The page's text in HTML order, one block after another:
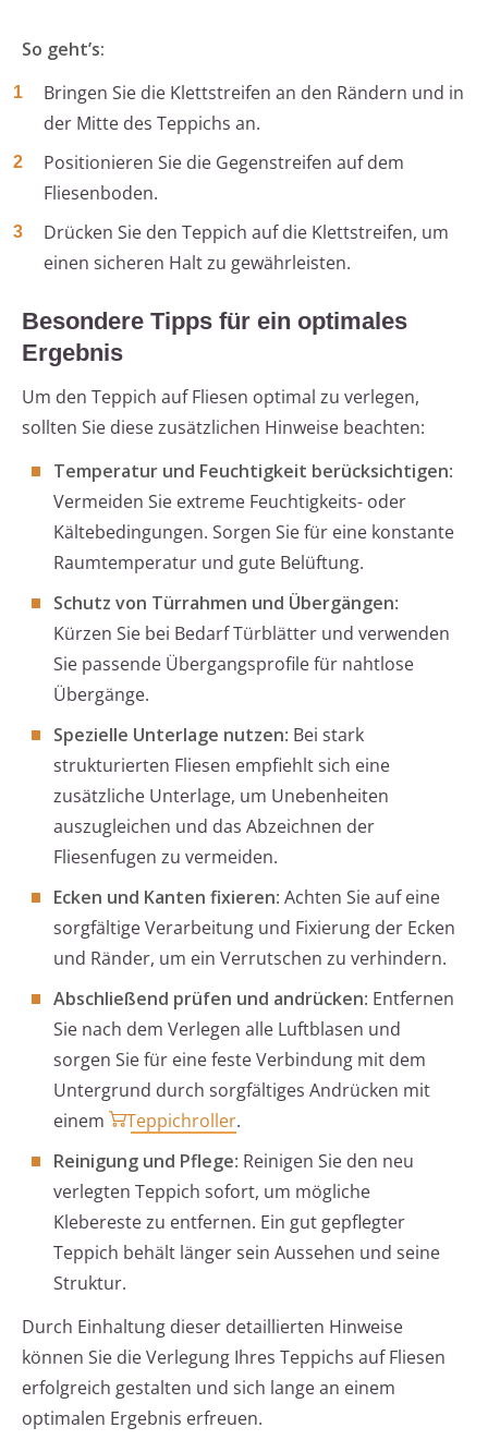
So geht’s:
Bringen Sie die Klettstreifen an den Rändern und in
der Mitte des Teppichs an.
Positionieren Sie die Gegenstreifen auf dem
Fliesenboden.
Drücken Sie den Teppich auf die Klettstreifen, um
einen sicheren Halt zu gewährleisten.
Besondere Tipps für ein optimales
Ergebnis
Um den Teppich auf Fliesen optimal zu verlegen,
sollten Sie diese zusätzlichen Hinweise beachten:
Temperatur und Feuchtigkeit berücksichtigen:
Vermeiden Sie extreme Feuchtigkeits- oder
Kältebedingungen. Sorgen Sie für eine konstante
Raumtemperatur und gute Belüftung.
Schutz von Türrahmen und Übergängen:
Kürzen Sie bei Bedarf Türblätter und verwenden
Sie passende Übergangsprofile für nahtlose
Übergänge.
Spezielle Unterlage nutzen: Bei stark
strukturierten Fliesen empfiehlt sich eine
zusätzliche Unterlage, um Unebenheiten
auszugleichen und das Abzeichnen der
Fliesenfugen zu vermeiden.
Ecken und Kanten fixieren: Achten Sie auf eine
sorgfältige Verarbeitung und Fixierung der Ecken
und Ränder, um ein Verrutschen zu verhindern.
Abschließend prüfen und andrücken: Entfernen
Sie nach dem Verlegen alle Luftblasen und
sorgen Sie für eine feste Verbindung mit dem
Untergrund durch sorgfältiges Andrücken mit
einem
Teppichroller.
Reinigung und Pflege: Reinigen Sie den neu
verlegten Teppich sofort, um mögliche
Klebereste zu entfernen. Ein gut gepflegter
Teppich behält länger sein Aussehen und seine
Struktur.
Durch Einhaltung dieser detaillierten Hinweise
können Sie die Verlegung Ihres Teppichs auf Fliesen
erfolgreich gestalten und sich lange an einem
optimalen Ergebnis erfreuen.